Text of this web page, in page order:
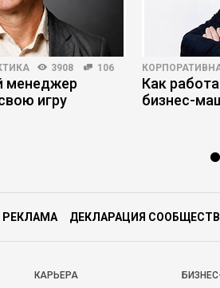
3908 106
менеджер
игру
Как
бизнес-
РЕКЛАМА ДЕКЛАРАЦИЯ
КАРЬЕРА